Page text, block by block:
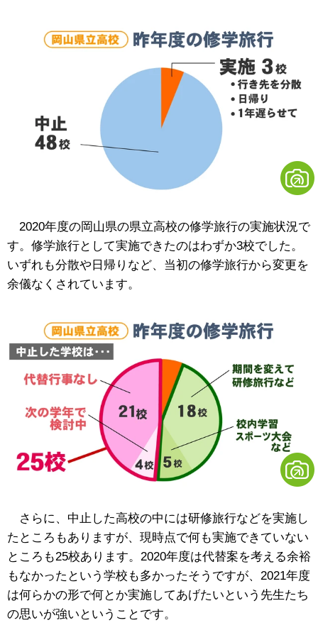
2020年度の岡山県の県立高校の修学旅行の実施状況で
す。修学旅行として実施できたのはわずか3校でした。
いずれも分散や日帰りなど、当初の修学旅行から変更を
余儀なくされています。
さらに、中止した高校の中には研修旅行などを実施し
たところもありますが、現時点で何も実施できていない
ところも25校あります。2020年度は代替案を考える余裕
もなかったという学校も多かったそうですが、2021年度
は何らかの形で何とか実施してあげたいという先生たち
の思いが強いということです。